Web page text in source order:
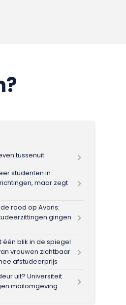
tussenuit
studenten in
maar zegt
rood op Avans:
gingen
één blik in de spiegel
vrouwen zichtbaar
afstudeerprijs
uit? Universiteit
mailomgeving